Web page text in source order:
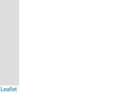
Leaflet